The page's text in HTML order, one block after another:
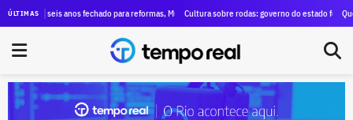
ÚLTIMAS
no Instagram e pede a identificação dos administradores das páginas
seis anos fechado para reformas, Museu Nacional de Belas Artes, no Centro do Rio, reabre
Cultura sobre rodas: governo do estado fecha contrato
Queda de